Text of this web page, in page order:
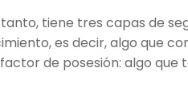
tiene tres capas de
es decir, algo que
de posesión: algo que